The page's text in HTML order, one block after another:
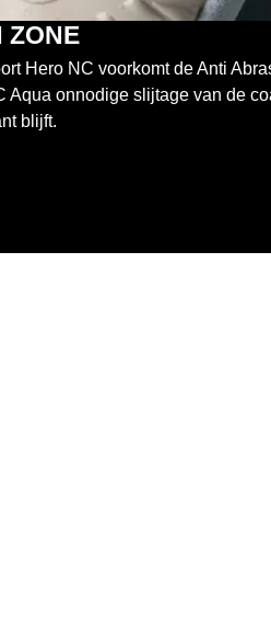
ZONE
Hero NC voorkomt de Anti
Aqua onnodige slijtage van de
blijft.